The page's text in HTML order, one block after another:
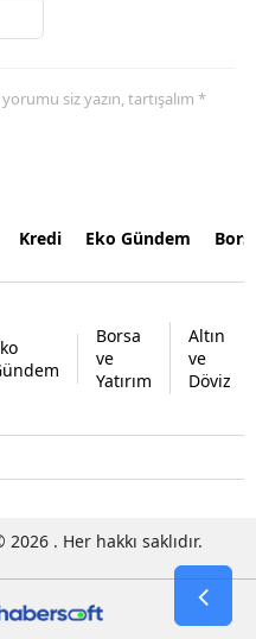
siz yazın, tartışalım *
Kredi Eko Gündem
Borsa
ve
Yatırım
Altın
ve
Döviz
. Her hakkı saklıdır.